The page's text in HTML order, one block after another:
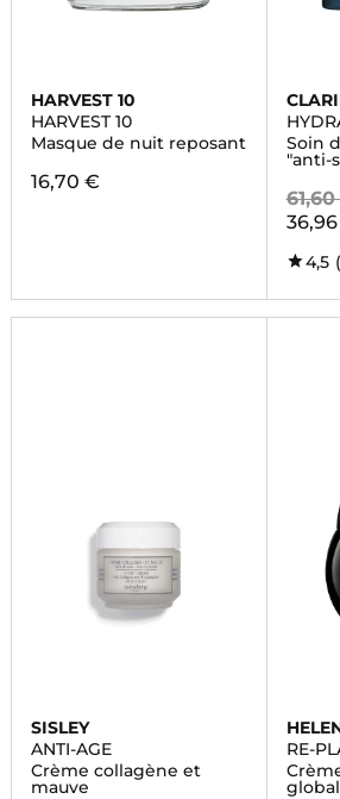
HARVEST 10
HARVEST 10
Masque de nuit reposant
16,70 €
Soin
"anti-
4,5
SISLEY
ANTI-AGE
Crème collagène et
mauve
RE-
global